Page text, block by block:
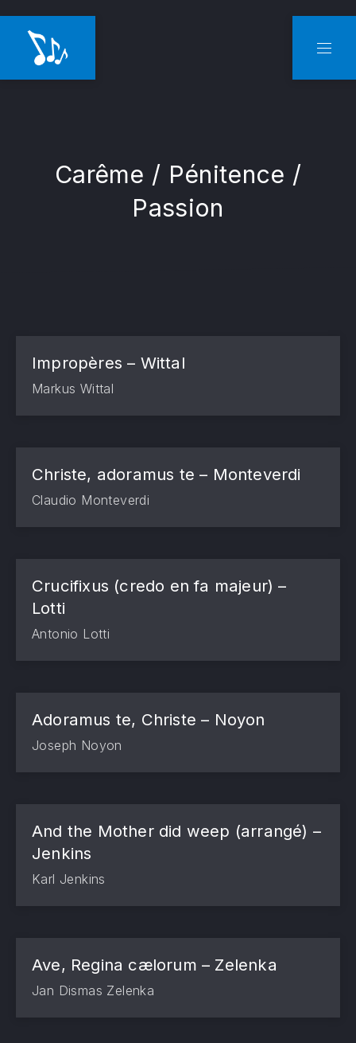
Carême / Pénitence /
Passion
Impropères – Wittal
Markus Wittal
Christe, adoramus te – Monteverdi
Claudio Monteverdi
Crucifixus (credo en fa majeur) –
Lotti
Antonio Lotti
Adoramus te, Christe – Noyon
Joseph Noyon
And the Mother did weep (arrangé) –
Jenkins
Karl Jenkins
Ave, Regina cælorum – Zelenka
Jan Dismas Zelenka